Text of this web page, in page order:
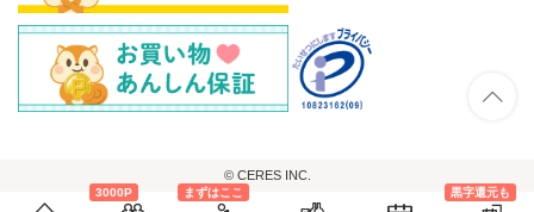
3000P まずはここ 黒字還元も
© CERES INC.